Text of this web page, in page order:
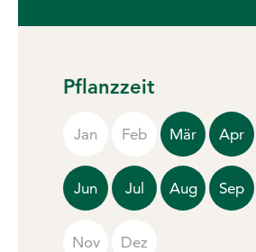
Pflanzzeit
Jan Feb Mär Apr
Jun Jul Aug Sep
Nov Dez